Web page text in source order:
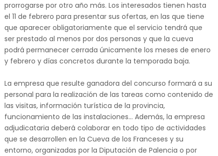
prorrogarse por otro año más. Los interesados tienen hasta
el 11 de febrero para presentar sus ofertas, en las que tiene
que aparecer obligatoriamente que el servicio tendrá que
ser prestado al menos por dos personas y que la cueva
podrá permanecer cerrada únicamente los meses de enero
y febrero y días concretos durante la temporada baja.
La empresa que resulte ganadora del concurso formará a su
personal para la realización de las tareas como contenido de
las visitas, información turística de la provincia,
funcionamiento de las instalaciones... Además, la empresa
adjudicataria deberá colaborar en todo tipo de actividades
que se desarrollen en la Cueva de los Franceses y su
entorno, organizadas por la Diputación de Palencia o por